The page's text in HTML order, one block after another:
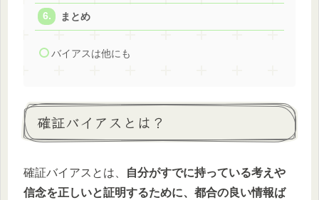
まとめ
バイアスは他にも
確証バイアスとは？
確証バイアスとは、
自分がすでに持っている考えや
信念を正しいと証明するために、都合の良い情報ば